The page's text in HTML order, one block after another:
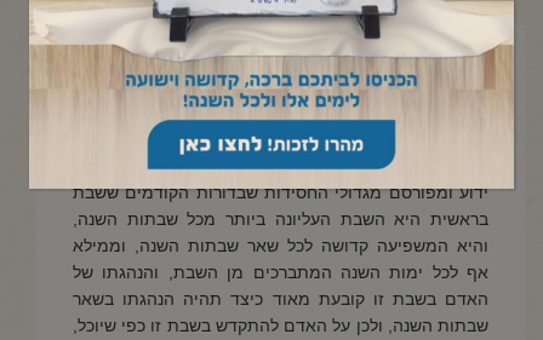
פרשת בראשית – פתיחת התורה
כ"ז תשרי תשפ"ד
ידוע ומפורסם מגדולי החסידות שבדורות הקודמים ששבת
בראשית היא השבת העליונה ביותר מכל שבתות השנה,
והיא המשפיעה קדושה לכל שאר שבתות השנה, וממילא
אף לכל ימות השנה המתברכים מן השבת, והנהגתו של
האדם בשבת זו קובעת מאוד כיצד תהיה הנהגתו בשאר
שבתות השנה, ולכן על האדם להתקדש בשבת זו כפי שיוכל,